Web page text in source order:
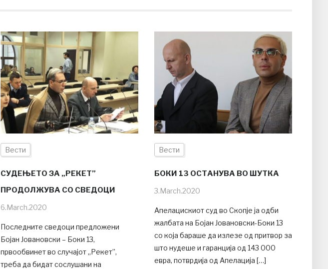
Вести
СУДЕЊЕТО ЗА „РЕКЕТ”
ПРОДОЛЖУВА СО СВЕДОЦИ
6.March.2020
Последните сведоци предложени
Бојан Јовановски – Боки 13,
првообвинет во случајот „Рекет”,
треба да бидат сослушани на
Вести
БОКИ 13 ОСТАНУВА ВО ШУТКА
3.March.2020
Апелацискиот суд во Скопје ја одби
жалбата на Бојан Јовановски-Боки 13
со која бараше да излезе од притвор за
што нудеше и гаранција од 143 000
евра, потврдија од Апелација […]